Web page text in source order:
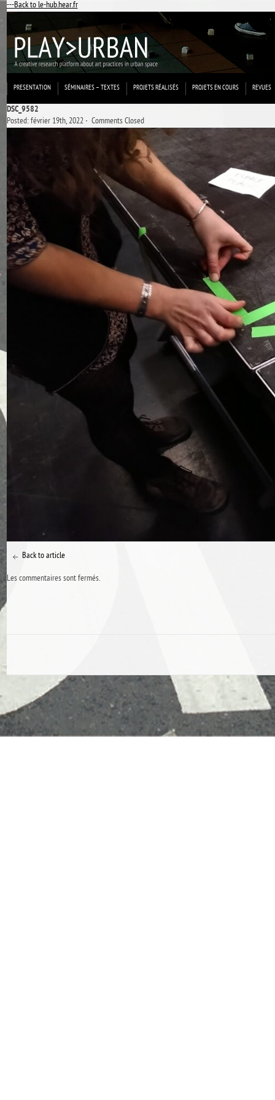
---Back to le-hub.hear.fr
PRESENTATION SÉMINAIRES – TEXTES PROJETS RÉALISÉS PROJETS EN COURS REVUES
DSC_9582
Posted: février 19th, 2022 ˑ Comments Closed
Back to article
Les commentaires sont fermés.